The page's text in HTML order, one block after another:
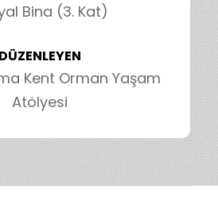
Bina (3. Kat)
DÜZENLEYEN
Kent Orman Yaşam
Atölyesi